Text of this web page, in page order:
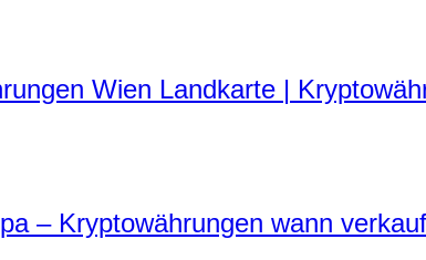
Wien Landkarte |
– Kryptowährungen wann